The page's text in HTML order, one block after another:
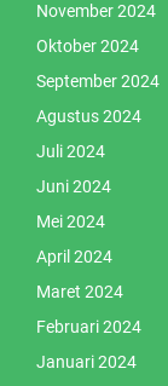
November 2024
Oktober 2024
September 2024
Agustus 2024
Juli 2024
Juni 2024
Mei 2024
April 2024
Maret 2024
Februari 2024
Januari 2024